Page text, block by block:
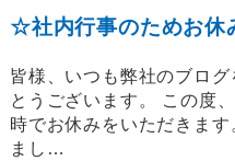
☆社内行事のためお休
皆様、いつも弊社のブロ
とうございます。 この度
時でお休みをいただきま
まし…